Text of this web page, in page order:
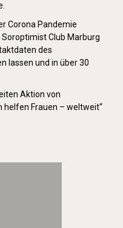
Corona Pandemie
Club Marburg
des
lassen und in über 30
Aktion von
helfen Frauen – weltweit“